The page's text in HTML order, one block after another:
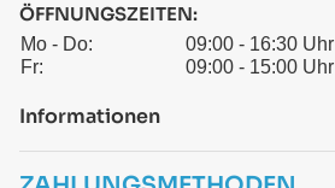
ÖFFNUNGSZEITEN:
Mo - Do:
09:00 - 16:30 Uhr
Fr:
09:00 - 15:00 Uhr
Informationen